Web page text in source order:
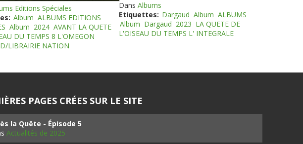
Editions Spéciales
Album ALBUMS EDITIONS
Album 2024 AVANT LA QUETE
DU TEMPS 8 L'OMEGON
LIBRAIRIE NATION
Dans Albums
Etiquettes: Dargaud Album ALBUMS
Album Dargaud 2023 LA QUETE DE
L'OISEAU DU TEMPS L' INTEGRALE
PAGES CRÉES SUR LE SITE
la Quête - Épisode 5
Actualités de 2025